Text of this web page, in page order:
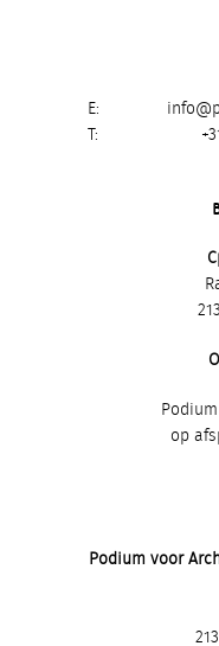
E
op
Podium voor